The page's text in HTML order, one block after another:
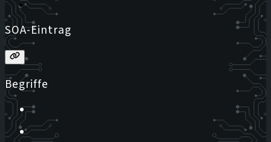
SOA-Eintrag
Begriffe